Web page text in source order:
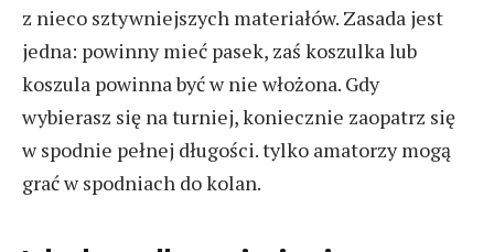
z nieco sztywniejszych materiałów. Zasada jest
jedna: powinny mieć pasek, zaś koszulka lub
koszula powinna być w nie włożona. Gdy
wybierasz się na turniej, koniecznie zaopatrz się
w spodnie pełnej długości. tylko amatorzy mogą
grać w spodniach do kolan.